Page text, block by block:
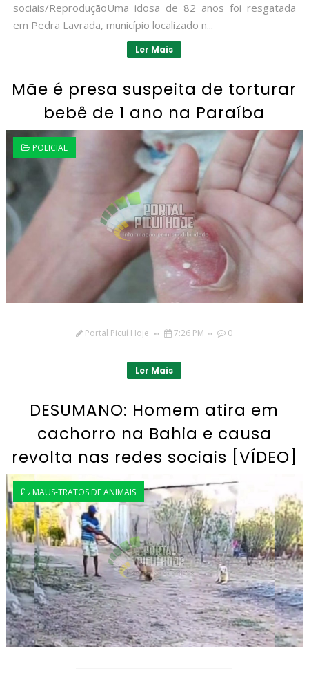
sociais/ReproduçãoUma idosa de 82 anos foi resgatada
em Pedra Lavrada, município localizado n...
Ler Mais
Mãe é presa suspeita de torturar
bebê de 1 ano na Paraíba
POLICIAL
Portal Picuí Hoje 7:26 PM 0
Ler Mais
DESUMANO: Homem atira em
cachorro na Bahia e causa
revolta nas redes sociais [VÍDEO]
MAUS-TRATOS DE ANIMAIS